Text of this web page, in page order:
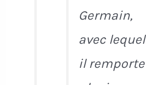
Germain,
avec lequel
il remporte